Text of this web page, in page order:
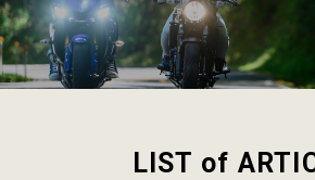
LIST of